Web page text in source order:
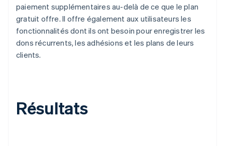
paiement supplémentaires au-delà de ce que le plan
gratuit offre. Il offre également aux utilisateurs les
fonctionnalités dont ils ont besoin pour enregistrer les
dons récurrents, les adhésions et les plans de leurs
clients.
Résultats